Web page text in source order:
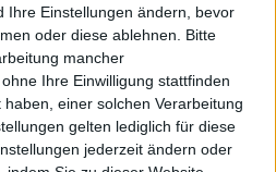
Ihre Einstellungen ändern, bevor
oder diese ablehnen.
Bitte
mancher
Ihre Einwilligung stattfinden
einer solchen Verarbeitung
gelten lediglich für diese
jederzeit ändern oder